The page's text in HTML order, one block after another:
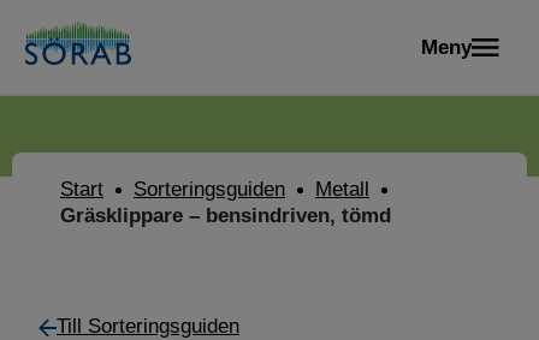
Meny
Start Sorteringsguiden
Metall
Gräsklippare – bensindriven, tömd
Till Sorteringsguiden